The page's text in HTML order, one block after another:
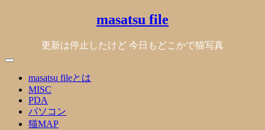
masatsu file
更新は停止したけど 今日もどこかで猫写真
masatsu fileとは
MISC
PDA
パソコン
猫MAP